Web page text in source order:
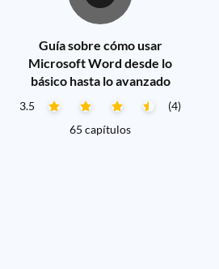
Guía sobre cómo usar
Microsoft Word desde lo
básico hasta lo avanzado
3.5
(4)
65 capítulos